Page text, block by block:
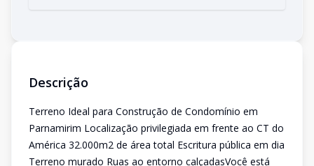
Descrição
Terreno Ideal para Construção de Condomínio em
Parnamirim Localização privilegiada em frente ao CT do
América 32.000m2 de área total Escritura pública em dia
Terreno murado Ruas ao entorno calçadasVocê está